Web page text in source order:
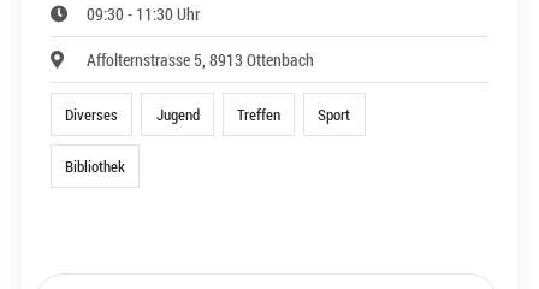
09:30 - 11:30 Uhr
Affolternstrasse 5, 8913 Ottenbach
Diverses Jugend Treffen Sport
Bibliothek